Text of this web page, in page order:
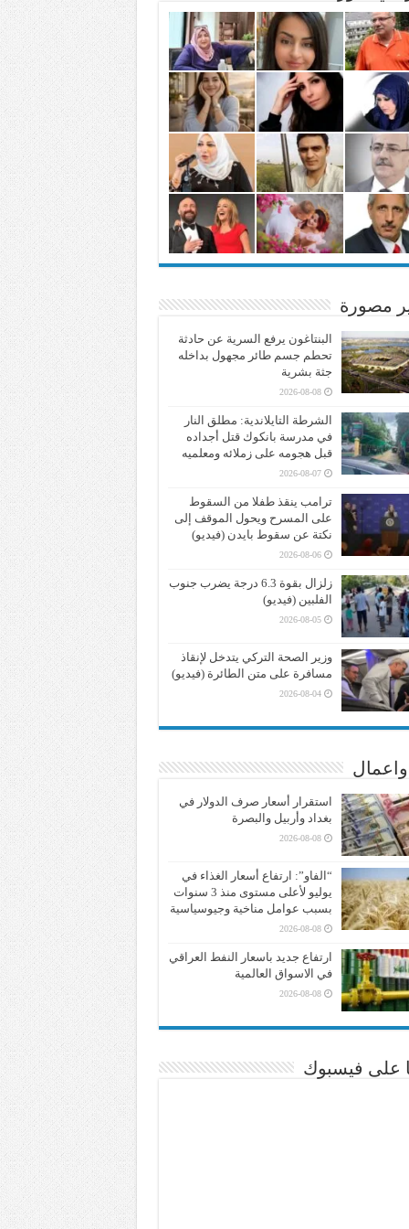
مصورة
البنتاغون يرفع السرية عن حادثة
تحطم جسم طائر مجهول بداخله
جثة بشرية
2026-08-08
الشرطة التايلاندية: مطلق النار
في مدرسة بانكوك قتل أجداده
قبل هجومه على زملائه ومعلميه
2026-08-07
ترامب ينقذ طفلا من السقوط
على المسرح ويحول الموقف إلى
نكتة عن سقوط بايدن (فيديو)
2026-08-06
زلزال بقوة 6.3 درجة يضرب جنوب
الفلبين (فيديو)
2026-08-05
وزير الصحة التركي يتدخل لإنقاذ
مسافرة على متن الطائرة (فيديو)
2026-08-04
استقرار أسعار صرف الدولار في
بغداد وأربيل والبصرة
2026-08-08
“الفاو”: ارتفاع أسعار الغذاء في
يوليو لأعلى مستوى منذ 3 سنوات
بسبب عوامل مناخية وجيوسياسية
2026-08-08
ارتفاع جديد باسعار النفط العراقي
في الاسواق العالمية
2026-08-08
على فيسبوك